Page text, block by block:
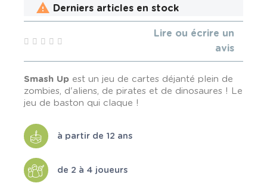
 Derniers articles en stock
Lire ou écrire un
avis
Smash Up est un jeu de cartes déjanté plein de
zombies, d'aliens, de pirates et de dinosaures ! Le
jeu de baston qui claque !
à partir de 12 ans
de 2 à 4 joueurs